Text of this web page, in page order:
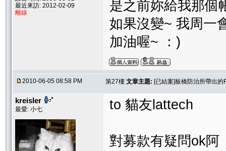
最近來訪: 2012-02-09
離線
是之前妳給我那個
如果沒變~ 我周一
加油喔~ ：)
2010-06-05 08:58 PM 第27樓 文章主題: [已結案]板橋防治所帶出
kreisler
最愛: 小七 to 貓友lattech
對募款有疑問ok阿